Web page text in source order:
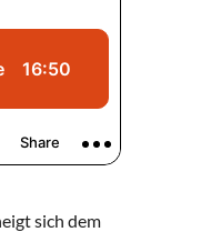
sich dem